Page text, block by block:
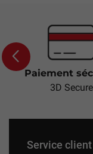
Previous
Paiement
3D Secure
Service client